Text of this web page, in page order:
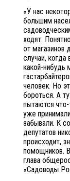
«У нас
большим
ходят.
от магазинов
случаи,
какой-нибудь
человек. Но
бороться. А
пытаются
уже
забывали. К
депутатов
происходит,
помощников.
глава
«Садоводы